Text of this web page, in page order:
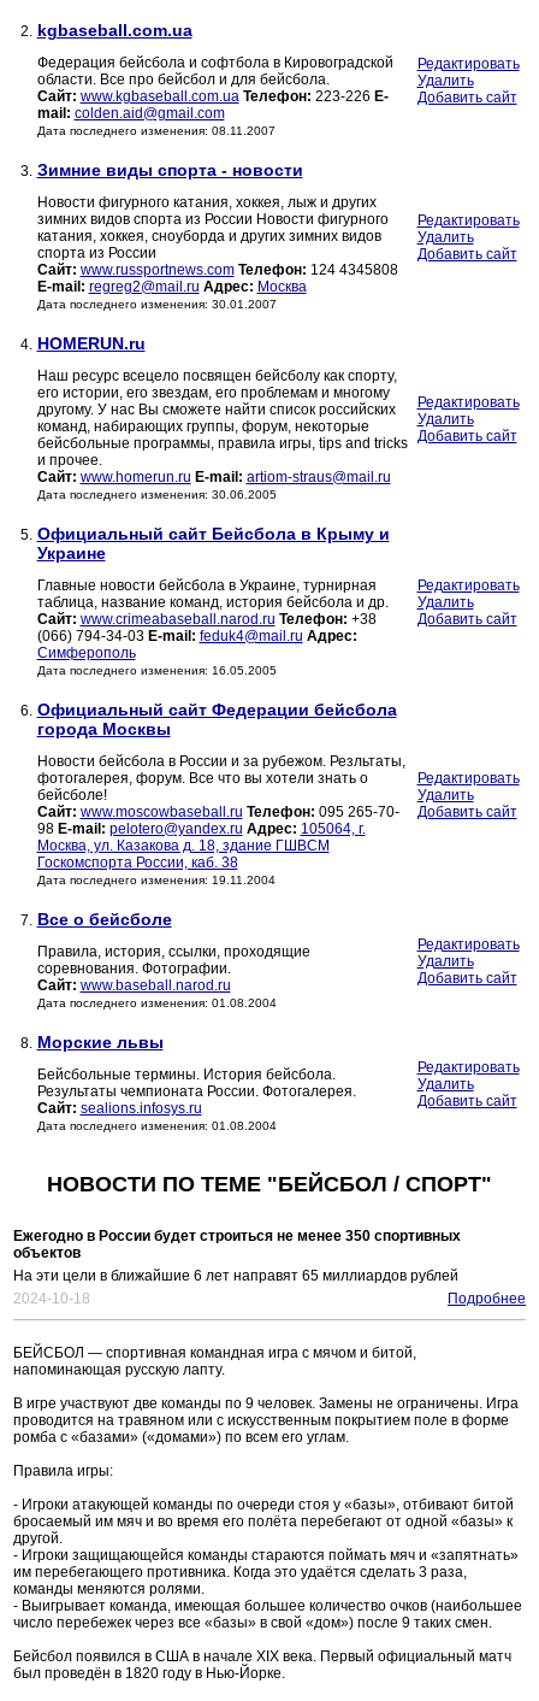
2. kgbaseball.com.ua
Федерация бейсбола и софтбола в Кировоградской
области. Все про бейсбол и для бейсбола.
Сайт: www.kgbaseball.com.ua Телефон: 223-226 E-
mail: colden.aid@gmail.com
Дата последнего изменения: 08.11.2007
Редактировать
Удалить
Добавить сайт
3. Зимние виды спорта - новости
Новости фигурного катания, хоккея, лыж и других
зимних видов спорта из России Новости фигурного
катания, хоккея, сноуборда и других зимних видов
спорта из России
Сайт: www.russportnews.com Телефон: 124 4345808
E-mail: regreg2@mail.ru Адрес: Москва
Дата последнего изменения: 30.01.2007
Редактировать
Удалить
Добавить сайт
4. HOMERUN.ru
Наш ресурс всецело посвящен бейсболу как спорту,
его истории, его звездам, его проблемам и многому
другому. У нас Вы сможете найти список российских
команд, набирающих группы, форум, некоторые
бейсбольные программы, правила игры, tips and tricks
и прочее.
Сайт: www.homerun.ru E-mail: artiom-straus@mail.ru
Дата последнего изменения: 30.06.2005
Редактировать
Удалить
Добавить сайт
5. Официальный сайт Бейсбола в Крыму и
Украине
Главные новости бейсбола в Украине, турнирная
таблица, название команд, история бейсбола и др.
Сайт: www.crimeabaseball.narod.ru Телефон: +38
(066) 794-34-03 E-mail: feduk4@mail.ru Адрес:
Симферополь
Дата последнего изменения: 16.05.2005
Редактировать
Удалить
Добавить сайт
6. Официальный сайт Федерации бейсбола
города Москвы
Новости бейсбола в России и за рубежом. Резльтаты,
фотогалерея, форум. Все что вы хотели знать о
бейсболе!
Сайт: www.moscowbaseball.ru Телефон: 095 265-70-
98 E-mail: pelotero@yandex.ru Адрес: 105064, г.
Москва, ул. Казакова д. 18, здание ГШВСМ
Госкомспорта России, каб. 38
Дата последнего изменения: 19.11.2004
Редактировать
Удалить
Добавить сайт
7. Все о бейсболе
Правила, история, ссылки, проходящие
соревнования. Фотографии.
Сайт: www.baseball.narod.ru
Дата последнего изменения: 01.08.2004
Редактировать
Удалить
Добавить сайт
8. Морские львы
Бейсбольные термины. История бейсбола.
Результаты чемпионата России. Фотогалерея.
Сайт: sealions.infosys.ru
Дата последнего изменения: 01.08.2004
Редактировать
Удалить
Добавить сайт
НОВОСТИ ПО ТЕМЕ "БЕЙСБОЛ / СПОРТ"
Ежегодно в России будет строиться не менее 350 спортивных
объектов
На эти цели в ближайшие 6 лет направят 65 миллиардов рублей
2024-10-18
Подробнее
БЕЙСБОЛ — спортивная командная игра с мячом и битой,
напоминающая русскую лапту.
В игре участвуют две команды по 9 человек. Замены не ограничены. Игра
проводится на травяном или с искусственным покрытием поле в форме
ромба с «базами» («домами») по всем его углам.
Правила игры:
- Игроки атакующей команды по очереди стоя у «базы», отбивают битой
бросаемый им мяч и во время его полёта перебегают от одной «базы» к
другой.
- Игроки защищающейся команды стараются поймать мяч и «запятнать»
им перебегающего противника. Когда это удаётся сделать 3 раза,
команды меняются ролями.
- Выигрывает команда, имеющая большее количество очков (наибольшее
число перебежек через все «базы» в свой «дом») после 9 таких смен.
Бейсбол появился в США в начале XIX века. Первый официальный матч
был проведён в 1820 году в Нью-Йорке.